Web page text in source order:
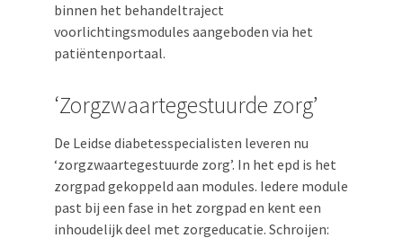
binnen het behandeltraject
voorlichtingsmodules aangeboden via het
patiëntenportaal.
‘Zorgzwaartegestuurde zorg’
De Leidse diabetesspecialisten leveren nu
‘zorgzwaartegestuurde zorg’. In het epd is het
zorgpad gekoppeld aan modules. Iedere module
past bij een fase in het zorgpad en kent een
inhoudelijk deel met zorgeducatie. Schroijen: